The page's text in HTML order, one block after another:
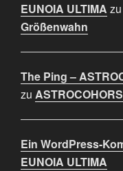
EUNOIA ULTIMA zu
Größenwahn
The Ping –
zu
Ein WordPress-
EUNOIA ULTIMA